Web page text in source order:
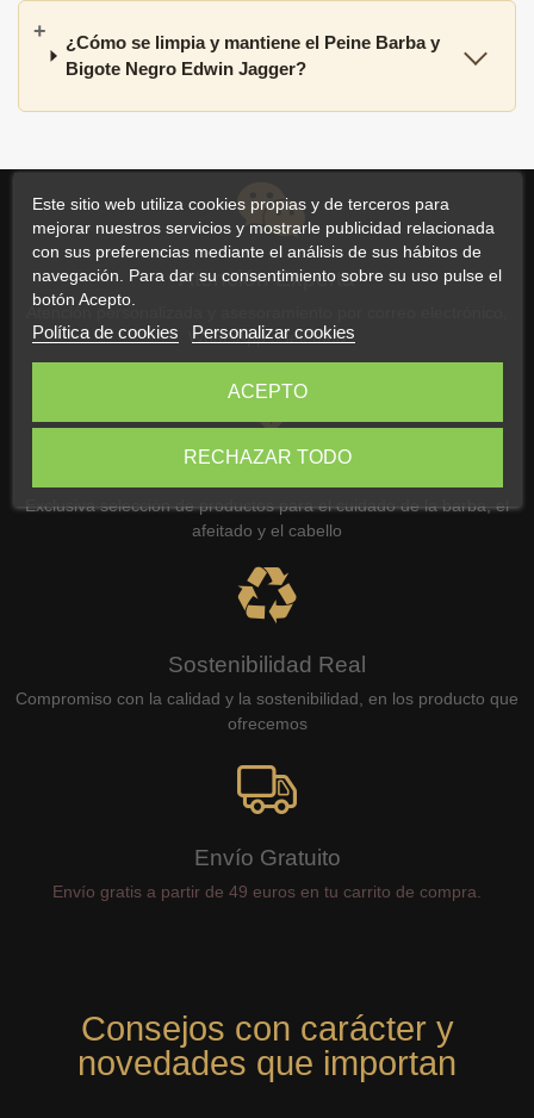
¿Cómo se limpia y mantiene el Peine Barba y
Bigote Negro Edwin Jagger?
Este sitio web utiliza cookies propias y de terceros para
mejorar nuestros servicios y mostrarle publicidad relacionada
con sus preferencias mediante el análisis de sus hábitos de
navegación. Para dar su consentimiento sobre su uso pulse el
botón Acepto.
Política de cookies Personalizar cookies
RECHAZAR TODO
ACEPTO
Atención Experta
Atención personalizada y asesoramiento por correo electrónico,
WhatsApp o teléfono
Selección Premium
Exclusiva selección de productos para el cuidado de la barba, el
afeitado y el cabello
Sostenibilidad Real
Compromiso con la calidad y la sostenibilidad, en los producto que
ofrecemos
Envío Gratuito
Envío gratis a partir de 49 euros en tu carrito de compra.
Consejos con carácter y
novedades que importan